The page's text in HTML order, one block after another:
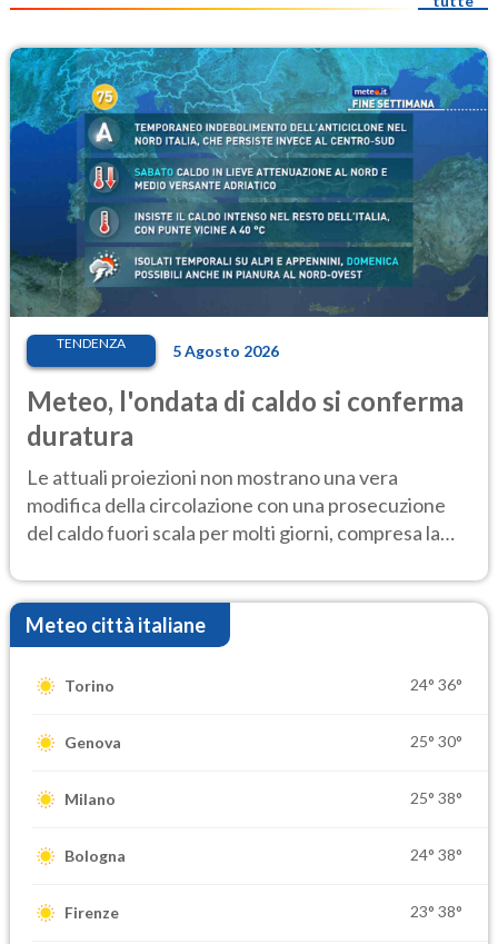
TENDENZA 5 Agosto 2026
Meteo, l'ondata di caldo si conferma
duratura
Le attuali proiezioni non mostrano una vera
modifica della circolazione con una prosecuzione
del caldo fuori scala per molti giorni, compresa la
Meteo città italiane
Torino 24° 36°
Genova 25° 30°
Milano 25° 38°
Bologna 24° 38°
Firenze 23° 38°